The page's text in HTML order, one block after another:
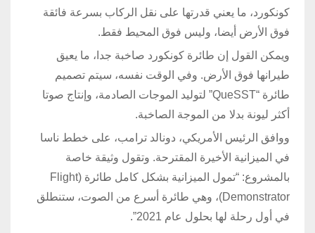
كونكورد، ما يعني قدرتها على نقل الركاب بسرعة فائقة
فوق الأرض أيضا، وليس فوق المحيط فقط.
ويمكن القول إن طائرة كونكورد صاخبة جدا، ما يعيق
طيرانها فوق الأرض. وفي الوقت نفسه، سيتم تصميم
طائرة “QueSST” لتوليد الموجات الصادمة، وإنتاج صوتا
أكثر ليونة بدلا من الموجة الصاخبة.
ووافق الرئيس الأمريكي، دونالد ترامب، على خطط ناسا
في الميزانية الأخيرة المقترحة. وتقول وثيقة خاصة
بالمشروع: “تمول الميزانية بشكل كامل طائرة (Flight
Demonstrator)، وهي طائرة أسرع من الصوت، ستنطلق
في أول رحلة لها بحلول عام 2021”.